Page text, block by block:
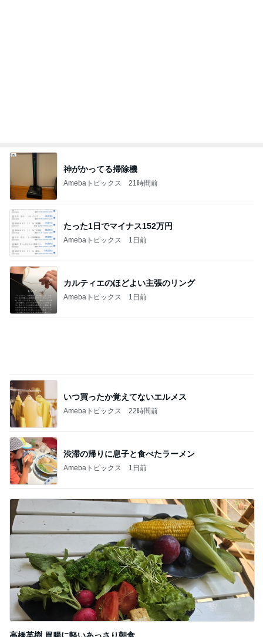
渋滞の帰りに息子と食べたラーメン
Amebaトピックス
記事を読む
バーガーと堪らない290円のビール
Amebaトピックス 1日前
趣味で育てたメロンのいいかんじ
1日前
娘3人と孫姫との嬉しい女子会
Amebaトピックス 2日前